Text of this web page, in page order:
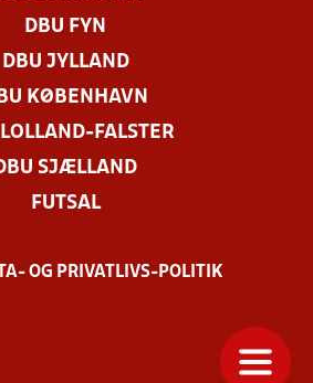
DBU FYN
DBU JYLLAND
KØBENHAVN
FALSTER
SJÆLLAND
FUTSAL
OG PRIVATLIVS-POLITIK